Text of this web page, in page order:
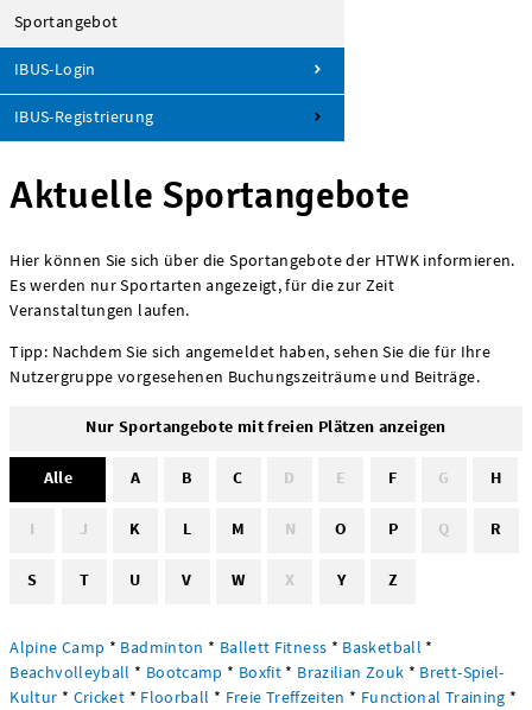
Sportangebot
IBUS-Login
IBUS-Registrierung
Aktuelle Sportangebote
Hier können Sie sich über die Sportangebote der HTWK informieren.
Es werden nur Sportarten angezeigt, für die zur Zeit
Veranstaltungen laufen.
Tipp: Nachdem Sie sich angemeldet haben, sehen Sie die für Ihre
Nutzergruppe vorgesehenen Buchungszeiträume und Beiträge.
Nur Sportangebote mit freien Plätzen anzeigen
Alle A B C D E F G H
I J K L M N O P Q R
S T U V W X Y Z
Alpine Camp * Badminton * Ballett Fitness * Basketball *
Beachvolleyball * Bootcamp * Boxfit * Brazilian Zouk * Brett-Spiel-
Kultur * Cricket * Floorball * Freie Treffzeiten * Functional Training *